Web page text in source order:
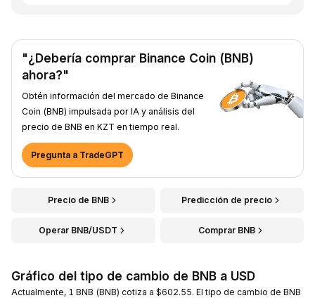
"¿Debería comprar Binance Coin (BNB)
ahora?"
Obtén información del mercado de Binance
Coin (BNB) impulsada por IA y análisis del
precio de BNB en KZT en tiempo real.
Pregunta a TradeGPT
Precio de BNB Predicción de precio
Operar BNB/USDT Comprar BNB
Gráfico del tipo de cambio de BNB a USD
Actualmente, 1 BNB (BNB) cotiza a $602.55. El tipo de cambio de BNB